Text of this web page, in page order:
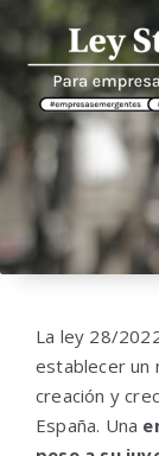
La ley 28/
establecer un
creación y
España. Una